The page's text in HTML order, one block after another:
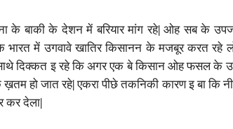
के बाकी के देशन में बरियार मांग रहे| ओह सब के
में उगवावे खातिर किसानन के मजबूर करत रहे
दिक्कत इ रहे कि अगर एक बे किसान ओह फसल के
हो जात रहे| एकरा पीछे तकनिकी कारण इ बा कि
कर देला|